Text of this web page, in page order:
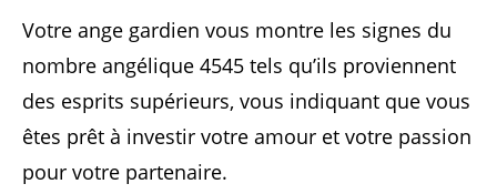
Votre ange gardien vous montre les signes du
nombre angélique 4545 tels qu’ils proviennent
des esprits supérieurs, vous indiquant que vous
êtes prêt à investir votre amour et votre passion
pour votre partenaire.